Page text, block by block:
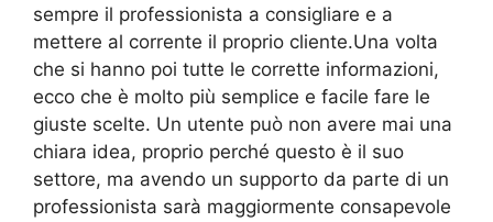
sempre il professionista a consigliare e a
mettere al corrente il proprio cliente.Una volta
che si hanno poi tutte le corrette informazioni,
ecco che è molto più semplice e facile fare le
giuste scelte. Un utente può non avere mai una
chiara idea, proprio perché questo è il suo
settore, ma avendo un supporto da parte di un
professionista sarà maggiormente consapevole